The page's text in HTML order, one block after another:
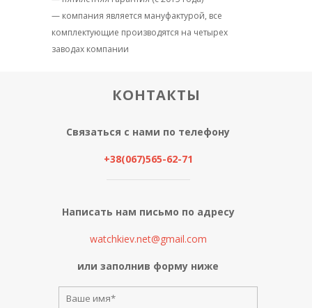
— компания является мануфактурой, все
комплектующие производятся на четырех
заводах компании
КОНТАКТЫ
Связаться с нами по телефону
+38(067)565-62-71
Написать нам письмо по адресу
watchkiev.net@gmail.com
или заполнив форму ниже